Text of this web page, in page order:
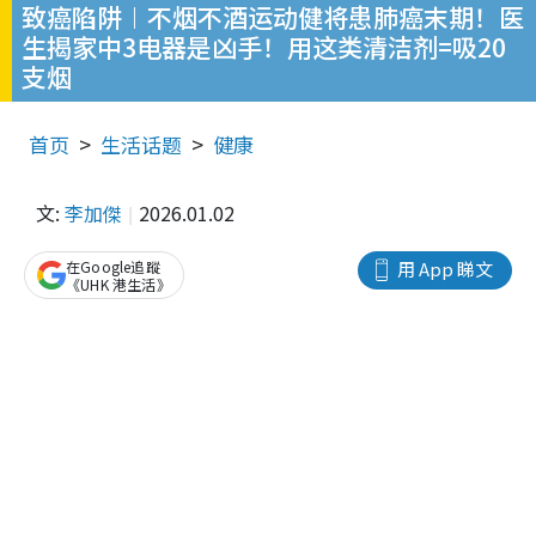
致癌陷阱︱不烟不酒运动健将患肺癌末期！医
生揭家中3电器是凶手！用这类清洁剂=吸20
支烟
首页 生活话题 健康
文: 李加傑 2026.01.02
用 App 睇文
在Google追蹤
《UHK 港生活》